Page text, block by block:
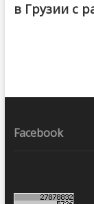
в Грузии с
Facebook